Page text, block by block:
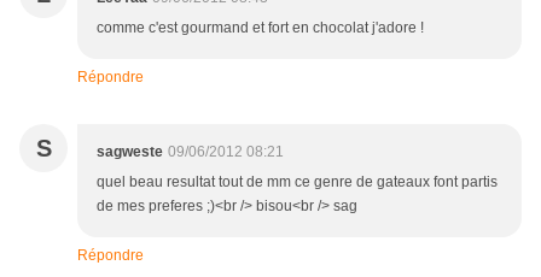
comme c'est gourmand et fort en chocolat j'adore !
Répondre
S sagweste 09/06/2012 08:21
quel beau resultat tout de mm ce genre de gateaux font partis
de mes preferes ;)<br /> bisou<br /> sag
Répondre